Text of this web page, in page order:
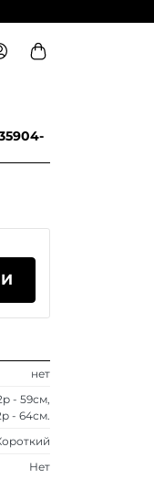
нет
- 59см,
- 64см.
Нет